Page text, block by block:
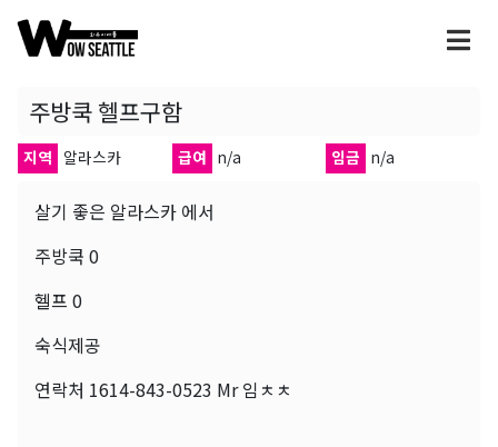
주방쿡 헬프구함
지역 알라스카 급여 n/a 임금 n/a
살기 좋은 알라스카 에서
주방쿡 0
헬프 0
숙식제공
연락처 1614-843-0523 Mr 임ㅊㅊ